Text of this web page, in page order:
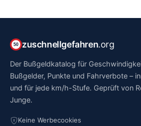
50 zuschnellgefahren.org
Der Bußgeldkatalog für
Bußgelder, Punkte und Fahrverbote –
und für jede km/h-Stufe. Geprüft von
Junge.
Keine Werbecookies